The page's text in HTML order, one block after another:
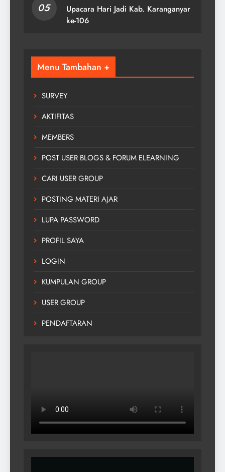
05
Upacara Hari Jadi Kab. Karanganyar
ke-106
Menu Tambahan +
SURVEY
AKTIFITAS
MEMBERS
POST USER BLOGS & FORUM ELEARNING
CARI USER GROUP
POSTING MATERI AJAR
LUPA PASSWORD
PROFIL SAYA
LOGIN
KUMPULAN GROUP
USER GROUP
PENDAFTARAN